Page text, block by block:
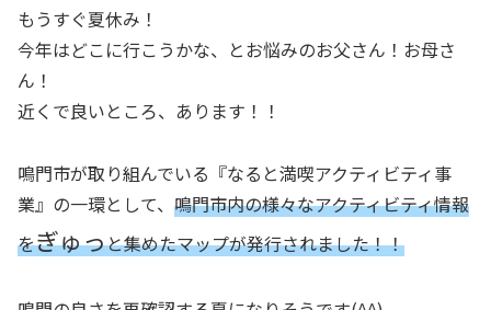
もうすぐ夏休み！
今年はどこに行こうかな、とお悩みのお父さん！お母さ
ん！
近くで良いところ、あります！！
鳴門市が取り組んでいる『なると満喫アクティビティ事
業』の一環として、 鳴門市内の様々なアクティビティ情報
をぎゅっと集めたマップが発行されました！！